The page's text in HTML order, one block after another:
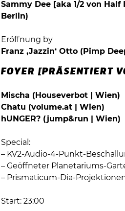
Sammy Dee [aka 1/2 von Half
Berlin)
Eröffnung by
Franz ‚Jazzin‘ Otto (Pimp
FOYER [PRÄSENTIERT
Mischa (Houseverbot | Wien)
Chatu (volume.at | Wien)
hUNGER? (jump&run | Wien)
Special:
– KV2-Audio-4-Punkt-
– Geöffneter Planetariums-
– Prismaticum-Dia-
Start: 23:00